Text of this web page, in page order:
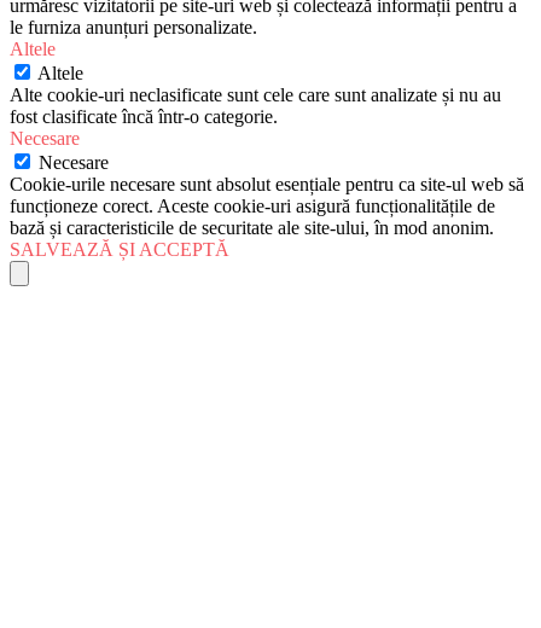
urmăresc vizitatorii pe site-uri web și colectează informații pentru a
le furniza anunțuri personalizate.
Altele
Altele
Alte cookie-uri neclasificate sunt cele care sunt analizate și nu au
fost clasificate încă într-o categorie.
Necesare
Necesare
Cookie-urile necesare sunt absolut esențiale pentru ca site-ul web să
funcționeze corect. Aceste cookie-uri asigură funcționalitățile de
bază și caracteristicile de securitate ale site-ului, în mod anonim.
SALVEAZĂ ȘI ACCEPTĂ